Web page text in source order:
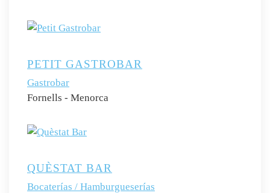
PETIT GASTROBAR
Gastrobar
Fornells - Menorca
QUÈSTAT BAR
Bocaterías / Hamburgueserías